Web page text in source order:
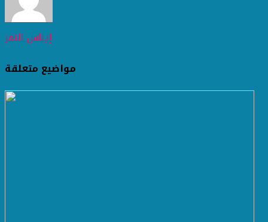
إيناس النمر
مواضيع متعلقة